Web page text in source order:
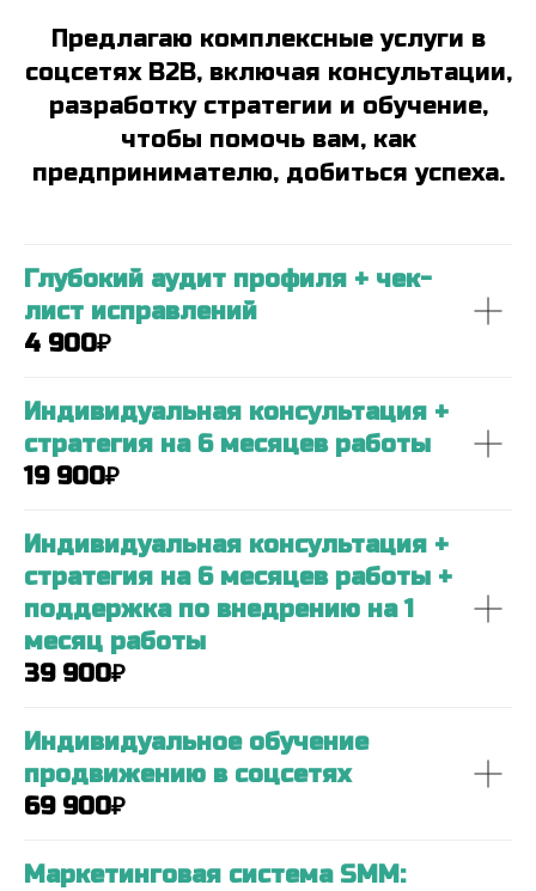
Предлагаю комплексные услуги в
соцсетях В2В, включая консультации,
разработку стратегии и обучение,
чтобы помочь вам, как
предпринимателю, добиться успеха.
Глубокий аудит профиля + чек-
лист исправлений
4 900₽
Индивидуальная консультация +
стратегия на 6 месяцев работы
19 900₽
Индивидуальная консультация +
стратегия на 6 месяцев работы +
поддержка по внедрению на 1
месяц работы
39 900₽
Индивидуальное обучение
продвижению в соцсетях
69 900₽
Маркетинговая система SMM: